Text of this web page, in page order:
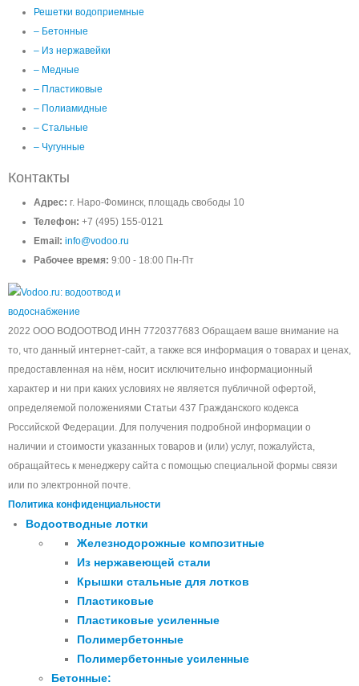
Решетки водоприемные
– Бетонные
– Из нержавейки
– Медные
– Пластиковые
– Полиамидные
– Стальные
– Чугунные
Контакты
Адрес: г. Наро-Фоминск, площадь свободы 10
Телефон: +7 (495) 155-0121
Email: info@vodoo.ru
Рабочее время: 9:00 - 18:00 Пн-Пт
2022 ООО ВОДООТВОД ИНН 7720377683 Обращаем ваше внимание на
то, что данный интернет-сайт, а также вся информация о товарах и ценах,
предоставленная на нём, носит исключительно информационный
характер и ни при каких условиях не является публичной офертой,
определяемой положениями Статьи 437 Гражданского кодекса
Российской Федерации. Для получения подробной информации о
наличии и стоимости указанных товаров и (или) услуг, пожалуйста,
обращайтесь к менеджеру сайта с помощью специальной формы связи
или по электронной почте.
Политика конфиденциальности
Водоотводные лотки
Железнодорожные композитные
Из нержавеющей стали
Крышки стальные для лотков
Пластиковые
Пластиковые усиленные
Полимербетонные
Полимербетонные усиленные
Бетонные: